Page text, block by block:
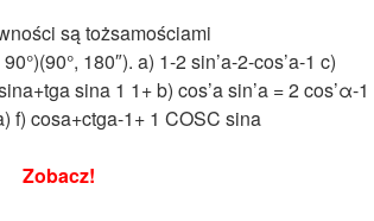
są tożsamościami
180″). a) 1-2 sin’a-2-cos’a-1 c)
sina 1 1+ b) cos’a sin’a = 2 cos’α-1
f) cosa+ctga-1+ 1 COSC sina
Zobacz!